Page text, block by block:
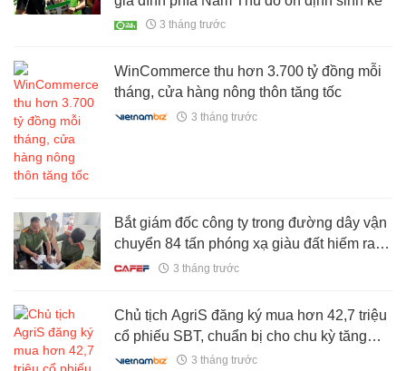
3 tháng trước
WinCommerce thu hơn 3.700 tỷ đồng mỗi
tháng, cửa hàng nông thôn tăng tốc
3 tháng trước
Bắt giám đốc công ty trong đường dây vận
chuyển 84 tấn phóng xạ giàu đất hiếm ra
nước ngoài3 tháng trước
Chủ tịch AgriS đăng ký mua hơn 42,7 triệu
cổ phiếu SBT, chuẩn bị cho chu kỳ tăng
trưởng mới 3 tháng trước